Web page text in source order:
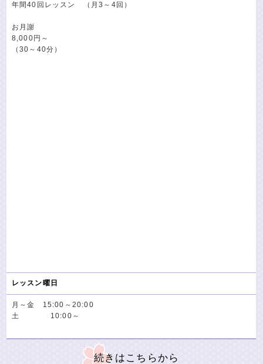
年間40回レッスン （月3～4回）
お月謝
8,000円～
（30～40分）
レッスン曜日
月～金 15:00～20:00
土 10:00～
続きはこちらから